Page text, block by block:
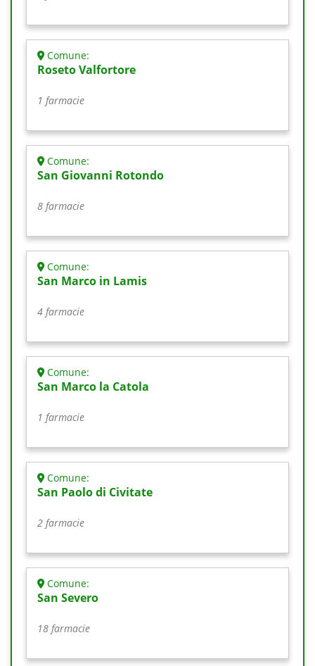
Comune:
Roseto Valfortore
1 farmacie
Comune:
San Giovanni Rotondo
8 farmacie
Comune:
San Marco in Lamis
4 farmacie
Comune:
San Marco la Catola
1 farmacie
Comune:
San Paolo di Civitate
2 farmacie
Comune:
San Severo
18 farmacie